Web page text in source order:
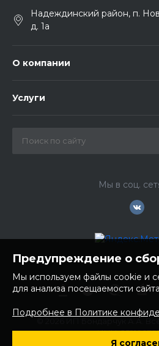
Надеждинский район, п.
д. 1а
О компании
Услуги
Мы в соц.
ИНН:
Предупреждение о
Мы используем файлы cookie и
для анализа посещаемости
Подробнее в Политике
Я